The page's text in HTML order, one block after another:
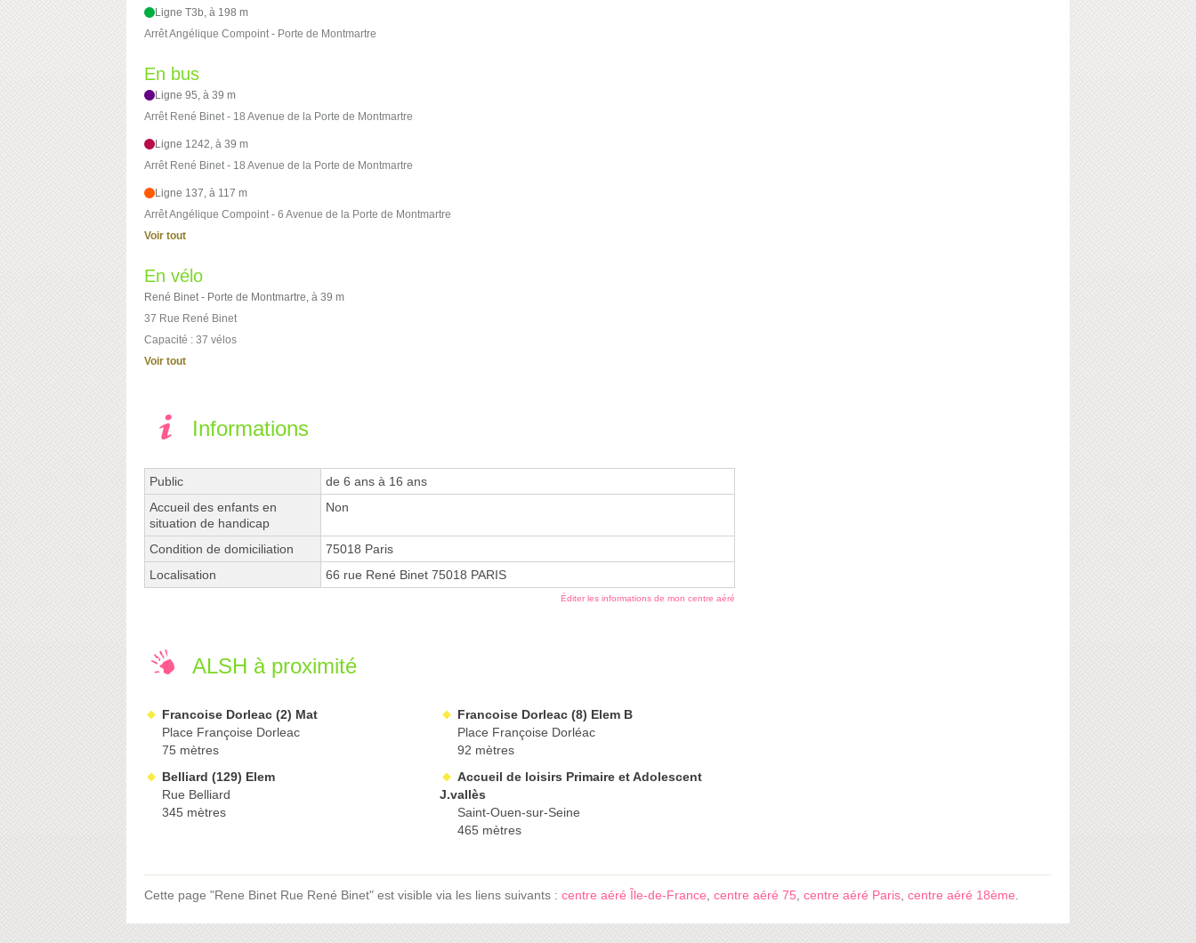
Ligne T3b, à 198 m
Arrêt Angélique Compoint - Porte de Montmartre
En bus
Ligne 95, à 39 m
Arrêt René Binet - 18 Avenue de la Porte de Montmartre
Ligne 1242, à 39 m
Arrêt René Binet - 18 Avenue de la Porte de Montmartre
Ligne 137, à 117 m
Arrêt Angélique Compoint - 6 Avenue de la Porte de Montmartre
Voir tout
En vélo
René Binet - Porte de Montmartre, à 39 m
37 Rue René Binet
Capacité : 37 vélos
Voir tout
Informations
Public
de 6 ans à 16 ans
Accueil des enfants en
situation de handicap
Non
Condition de domiciliation
75018 Paris
Localisation
66 rue René Binet 75018 PARIS
Éditer les informations de mon centre aéré
ALSH à proximité
Francoise Dorleac (2) Mat
Place Françoise Dorleac
75 mètres
Francoise Dorleac (8) Elem B
Place Françoise Dorléac
92 mètres
Belliard (129) Elem
Rue Belliard
345 mètres
Accueil de loisirs Primaire et Adolescent
J.vallès
Saint-Ouen-sur-Seine
465 mètres
Cette page "Rene Binet Rue René Binet" est visible via les liens suivants : centre aéré Île-de-France centre aéré 75 centre aéré Paris centre aéré 18ème